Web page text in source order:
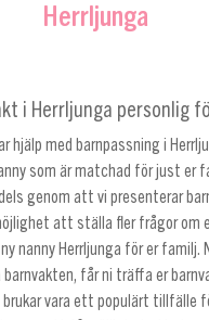
Herrljunga
i Herrljunga personlig
hjälp med barnpassning i
som är matchad för just er
genom att vi presenterar
att ställa fler frågor om
nanny Herrljunga för er familj.
får ni träffa er
vara ett populärt tillfälle